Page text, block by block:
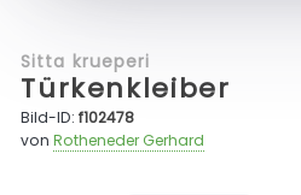
Sitta krueperi
Türkenkleiber
Bild-ID:f102478
vonRotheneder Gerhard